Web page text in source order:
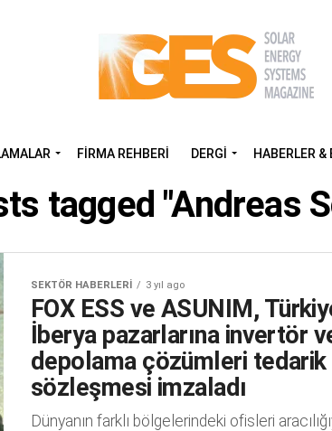
FIRMA REHBERI DERGI HABERLER
tagged "Andreas
SEKTÖR HABERLERI 3 yıl ago
FOX ESS ve ASUNIM,
İberya pazarlarına invertör
depolama çözümleri tedarik
sözleşmesi imzaladı
Dünyanın farklı bölgelerindeki ofisleri